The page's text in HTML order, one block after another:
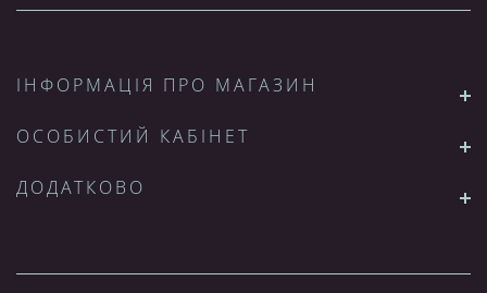
ІНФОРМАЦІЯ ПРО МАГАЗИН
ОСОБИСТИЙ КАБІНЕТ
ДОДАТКОВО